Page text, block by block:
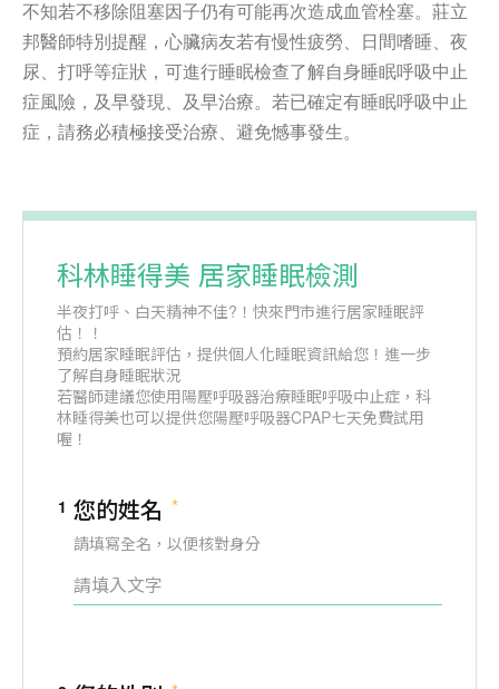
不知若不移除阻塞因子仍有可能再次造成血管栓塞。莊立
邦醫師特別提醒，心臟病友若有慢性疲勞、日間嗜睡、夜
尿、打呼等症狀，可進行睡眠檢查了解自身睡眠呼吸中止
症風險，及早發現、及早治療。若已確定有睡眠呼吸中止
症，請務必積極接受治療、避免憾事發生。